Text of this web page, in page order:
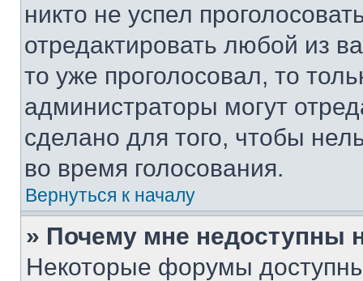
никто не успел
отредактировать любой из
то уже проголосовал, то
администраторы могут
сделано для того, чтобы
во время голосования.
Вернуться к началу
» Почему мне недоступны
Некоторые форумы